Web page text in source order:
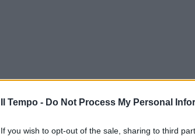
Il Tempo - Do Not Process My Personal
If you wish to opt-out of the sale, sharing to third
Arriva Apollo,
caldo estivo
Trump, Meloni